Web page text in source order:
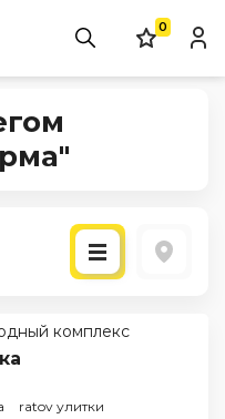
0
комплекс
ratov улитки